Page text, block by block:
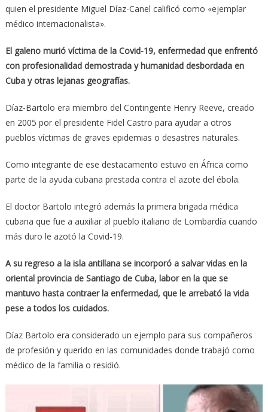
quien el presidente Miguel Díaz-Canel calificó como «ejemplar
médico internacionalista».
El galeno murió víctima de la Covid-19, enfermedad que enfrentó
con profesionalidad demostrada y humanidad desbordada en
Cuba y otras lejanas geografías.
Díaz-Bartolo era miembro del Contingente Henry Reeve, creado
en 2005 por el presidente Fidel Castro para ayudar a otros
pueblos víctimas de graves epidemias o desastres naturales.
Como integrante de ese destacamento estuvo en África como
parte de la ayuda cubana prestada contra el azote del ébola.
El doctor Bartolo integró además la primera brigada médica
cubana que fue a auxiliar al pueblo italiano de Lombardía cuando
más duro le azotó la Covid-19.
A su regreso a la isla antillana se incorporó a salvar vidas en la
oriental provincia de Santiago de Cuba, labor en la que se
mantuvo hasta contraer la enfermedad, que le arrebató la vida
pese a todos los cuidados.
Díaz Bartolo era considerado un ejemplo para sus compañeros
de profesión y querido en las comunidades donde trabajó como
médico de la familia o residió.